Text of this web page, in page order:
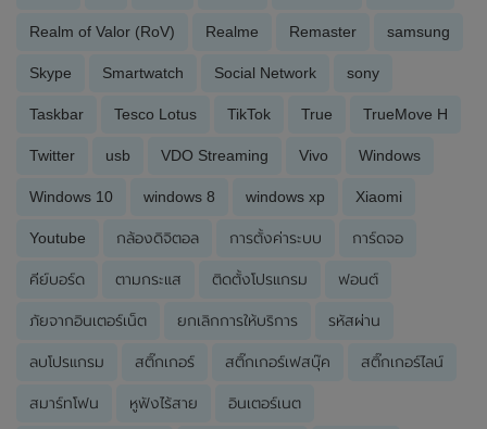
Realm of Valor (RoV) Realme Remaster samsung
Skype Smartwatch Social Network sony
Taskbar Tesco Lotus TikTok True TrueMove H
Twitter usb VDO Streaming Vivo Windows
Windows 10 windows 8 windows xp Xiaomi
Youtube กล้องดิจิตอล การตั้งค่าระบบ การ์ดจอ
คีย์บอร์ด ตามกระแส ติดตั้งโปรแกรม ฟอนต์
ภัยจากอินเตอร์เน็ต ยกเลิกการให้บริการ รหัสผ่าน
ลบโปรแกรม สติ๊กเกอร์ สติ๊กเกอร์เฟสบุ๊ค สติ๊กเกอร์ไลน์
สมาร์ทโฟน หูฟังไร้สาย อินเตอร์เนต